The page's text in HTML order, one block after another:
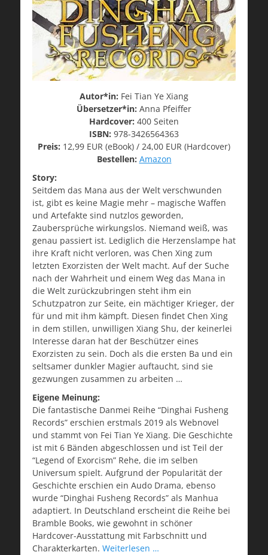
Autor*in: Fei Tian Ye Xiang
Übersetzer*in: Anna Pfeiffer
Hardcover: 400 Seiten
ISBN: 978-3426564363
Preis: 12,99 EUR (eBook) / 24,00 EUR (Hardcover)
Bestellen: Amazon
Story:
Seitdem das Mana aus der Welt verschwunden
ist, gibt es keine Magie mehr – magische Waffen
und Artefakte sind nutzlos geworden,
Zaubersprüche wirkungslos. Niemand weiß, was
genau passiert ist. Lediglich die Herzenslampe hat
ihre Kraft nicht verloren, was Chen Xing zum
letzten Exorzisten der Welt macht. Auf der Suche
nach der Wahrheit und einem Weg das Mana in
die Welt zurückzubringen steht ihm ein
Schutzpatron zur Seite, ein mächtiger Krieger, der
für und mit ihm kämpft. Diesen findet Chen Xing
in dem stillen, unwilligen Xiang Shu, der keinerlei
Interesse daran hat der Beschützer eines
Exorzisten zu sein. Doch als die ersten Ba und ein
seltsamer dunkler Magier auftaucht, sind sie
gezwungen zusammen zu arbeiten …
Eigene Meinung:
Die fantastische Danmei Reihe “Dinghai Fusheng
Records” erschien erstmals 2019 als Webnovel
und stammt von Fei Tian Ye Xiang. Die Geschichte
ist mit 6 Bänden abgeschlossen und ist Teil der
“Legend of Exorcism” Rehe, die im selben
Universum spielt. Aufgrund der Popularität der
Geschichte erschien ein Audo Drama, ebenso
wurde “Dinghai Fusheng Records” als Manhua
adaptiert. In Deutschland erscheint die Reihe bei
Bramble Books, wie gewohnt in schöner
Hardcover-Ausstattung mit Farbschnitt und
Charakterkarten. Weiterlesen …